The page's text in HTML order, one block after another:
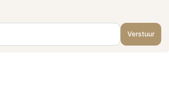
Verstuur